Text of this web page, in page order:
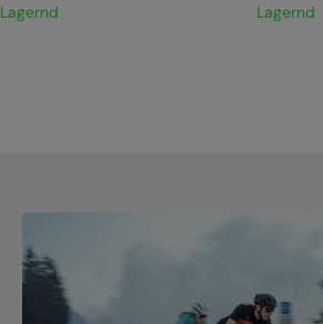
Lagernd Lagernd